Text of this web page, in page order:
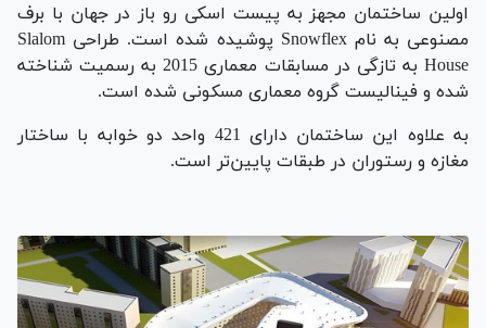
اولین ساختمان مجهز به پیست اسکی رو باز در جهان با برف
مصنوعی به نامSnowflex پوشیده شده است. طراحی Slalom
House
به تازگی در مسابقات معماری 2015 به رسمیت شناخته
شده و فینالیست گروه معماری مسکونی شده است.
به علاوه این ساختمان دارای 421 واحد دو خوابه با ساختار
مغازه و رستوران در طبقات پایین‌تر است.